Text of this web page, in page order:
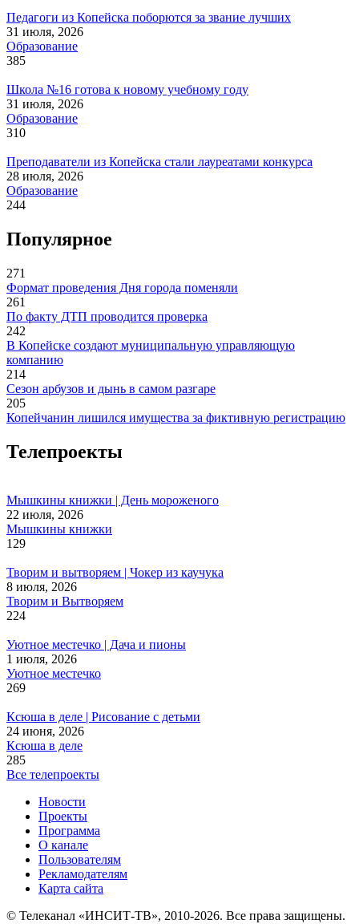
Педагоги из Копейска поборются за звание лучших
31 июля, 2026
Образование
385
Школа №16 готова к новому учебному году
31 июля, 2026
Образование
310
Преподаватели из Копейска стали лауреатами конкурса
28 июля, 2026
Образование
244
Популярное
271
Формат проведения Дня города поменяли
261
По факту ДТП проводится проверка
242
В Копейске создают муниципальную управляющую
компанию
214
Сезон арбузов и дынь в самом разгаре
205
Копейчанин лишился имущества за фиктивную регистрацию
Телепроекты
Мышкины книжки | День мороженого
22 июля, 2026
Мышкины книжки
129
Творим и вытворяем | Чокер из каучука
8 июля, 2026
Творим и Вытворяем
224
Уютное местечко | Дача и пионы
1 июля, 2026
Уютное местечко
269
Ксюша в деле | Рисование с детьми
24 июня, 2026
Ксюша в деле
285
Все телепроекты
Новости
Проекты
Программа
О канале
Пользователям
Рекламодателям
Карта сайта
© Телеканал «ИНСИТ-ТВ», 2010-2026. Все права защищены.